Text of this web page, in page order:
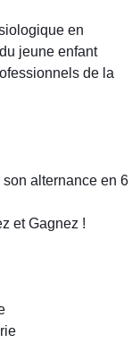
en
jeune enfant
de la
alternance en 6
et Gagnez !